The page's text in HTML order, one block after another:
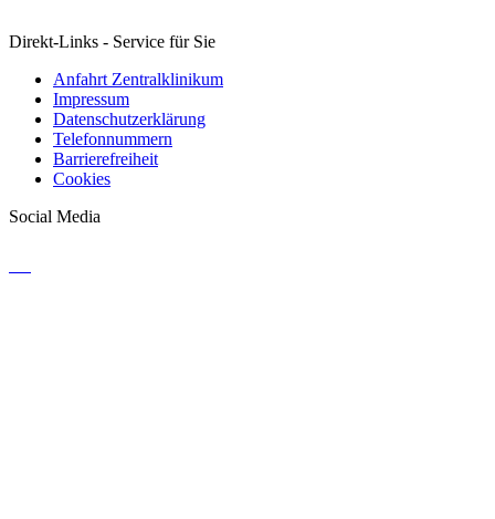
Direkt-Links - Service für Sie
Anfahrt Zentralklinikum
Impressum
Datenschutzerklärung
Telefonnummern
Barrierefreiheit
Cookies
Social Media